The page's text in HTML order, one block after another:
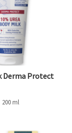
Derma Protect
200 ml